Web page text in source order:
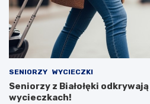
SENIORZY WYCIECZKI
Seniorzy z Białołęki
wycieczkach!